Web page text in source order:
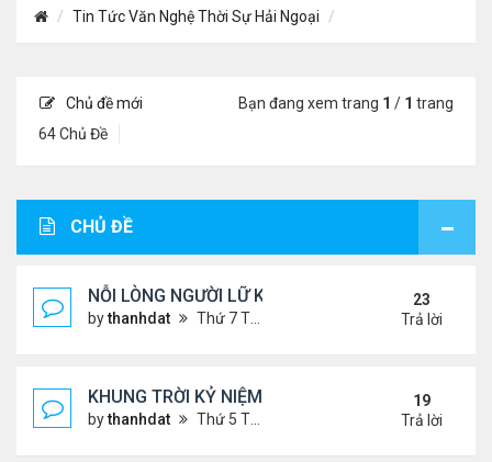
Tin Tức Văn Nghệ Thời Sự Hải Ngoại
Chủ đề mới
64 Chủ Đề
Bạn đang xem trang 1 / 1 trang
CHỦ ĐỀ
NỖI LÒNG NGƯỜI LỮ KHÁCH !!!
bythanhdat Thứ 7 Tháng 6 29, 2024 5:28 pm
23
Trả lời
KHUNG TRỜI KỶ NIỆM !
bythanhdat Thứ 5 Tháng 6 27, 2024 9:56 am
19
Trả lời